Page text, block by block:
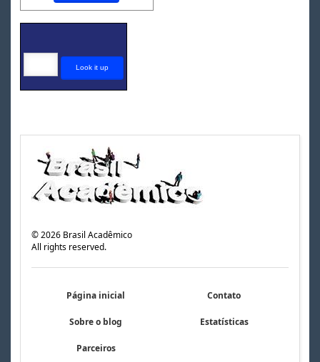
©2026 Brasil Acadêmico
All rights reserved.
Página inicial Contato
Sobre o blog Estatísticas
Parceiros